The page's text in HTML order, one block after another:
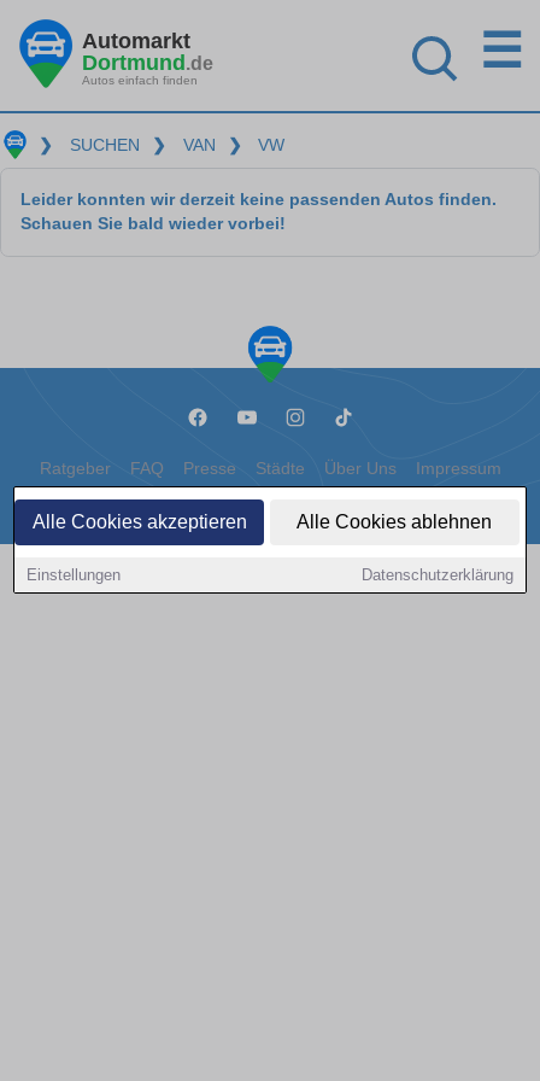
Alle Cookies akzeptieren Alle Cookies ablehnen
Einstellungen Datenschutzerklärung
Automarkt
Dortmund.de
Autos einfach finden
☰
❯ SUCHEN ❯ VAN ❯ VW
Leider konnten wir derzeit keine passenden Autos finden.
Schauen Sie bald wieder vorbei!
Ratgeber FAQ Presse Städte Über Uns Impressum
Datenschutz Cookies
Copyright © 2000 - 2026 | 1A Infosysteme GmbH | Content by: 1a-sites-autos